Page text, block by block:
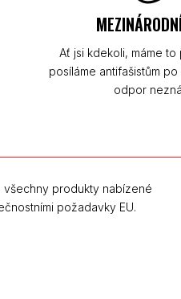
Ať jsi kdekoli, máme to
posíláme antifašistům
odpor
všechny produkty nabízené
požadavky EU.